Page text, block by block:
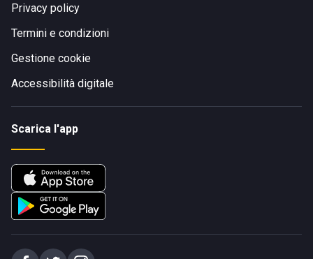
Privacy policy
Termini e condizioni
Gestione cookie
Accessibilità digitale
Scarica l'app